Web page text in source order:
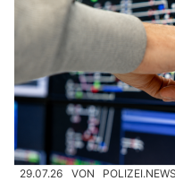
29.07.26 VON